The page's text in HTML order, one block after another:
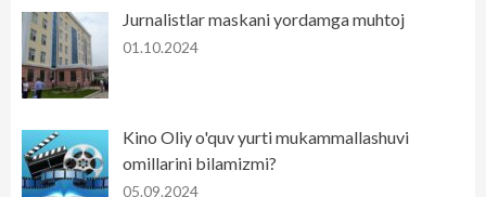
Jurnalistlar maskani yordamga muhtoj
01.10.2024
Kino Oliy o'quv yurti mukammallashuvi
omillarini bilamizmi?
05.09.2024